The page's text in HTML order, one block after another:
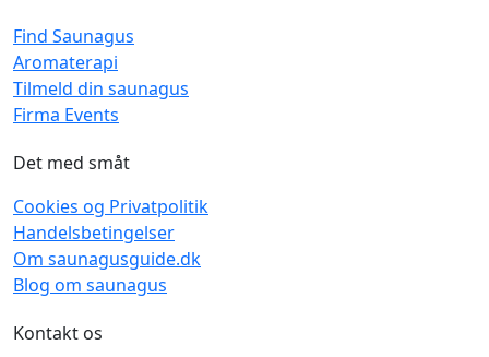
Find Saunagus
Aromaterapi
Tilmeld din saunagus
Firma Events
Det med småt
Cookies og Privatpolitik
Handelsbetingelser
Om saunagusguide.dk
Blog om saunagus
Kontakt os